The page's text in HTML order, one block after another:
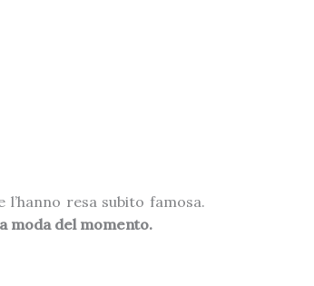
resa subito famosa.
moda del momento.